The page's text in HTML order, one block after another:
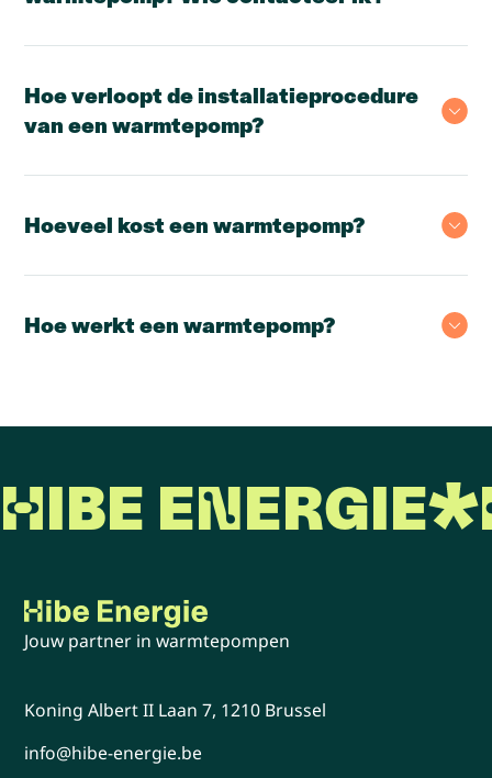
Hoe verloopt de installatieprocedure
van een warmtepomp?
Hoeveel kost een warmtepomp?
Hoe werkt een warmtepomp?
natuurlijke warmtebron, zoals de grond, water, of
circuleert tussen de warmtebron en het
verwarmingssysteem en regelt daarbij de
HIBE ENERGIE
Jouw partner in warmtepompen
Koning Albert II Laan 7, 1210 Brussel
info@hibe-energie.be